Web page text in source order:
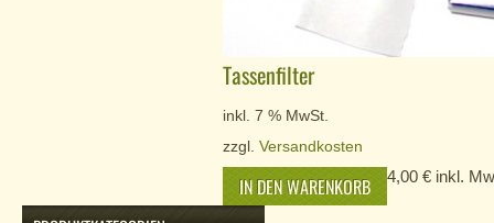
Tassenfilter
inkl. 7 % MwSt.
zzgl. Versandkosten
4,00 € inkl.
IN DEN WARENKORB